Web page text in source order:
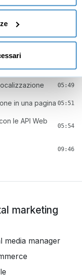
Canvas
video 09:53
05:49
in una pagina 05:51
le API Web
05:54
09:46
marketing
media manager